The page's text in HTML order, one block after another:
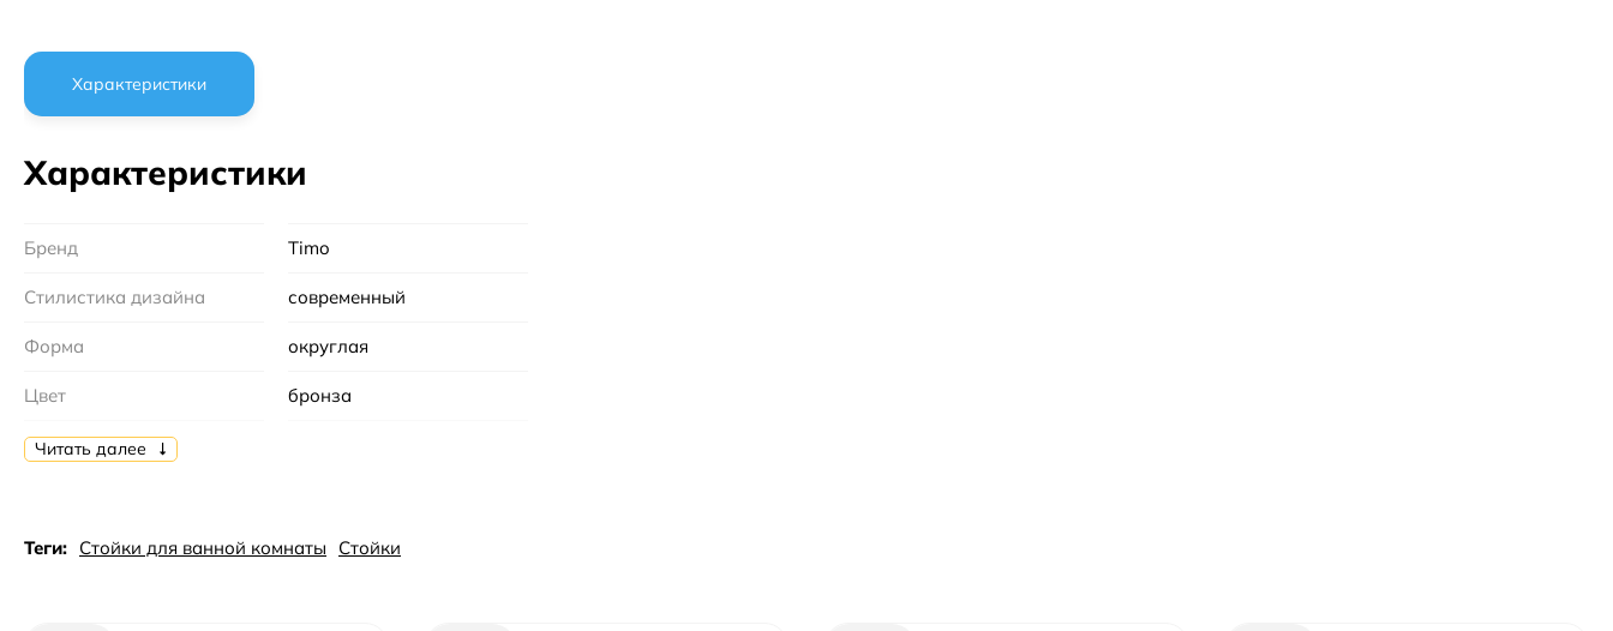
Характеристики
Характеристики
Бренд Timo
Стилистика дизайна современный
Форма округлая
Цвет бронза
Тип
Ориентация универсальная
Читать далее
Теги: Стойки для ванной комнаты Стойки